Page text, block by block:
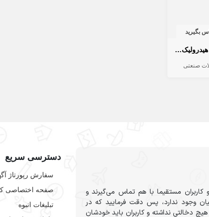
بگیرید
تولید دستگاه پرس شیلنگ هیدرولیک طرح اروپایی | صنعتی و نیمه‌صنعتی
صنعتی
کاربران مستقیما با هم تماس می‌گیرند و
وجود ندارد، پس دقت فرمایید که در
دخالتی نداشته و کاربران باید خودشان
دسترسی سریع
سفارش رپورتاژ
صفحه اختصاصی
تبلیغات انبوه